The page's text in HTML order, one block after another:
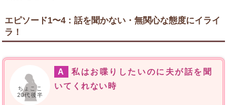
エピソード1〜4：話を聞かない・無関心な態度にイライ
ラ！
ちょここ
20代後半
A
私はお喋りしたいのに夫が話を聞
いてくれない時